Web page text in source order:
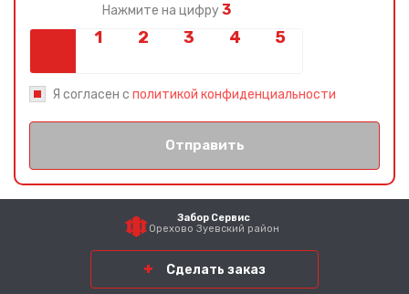
Нажмите на цифру 3
Я согласен с политикой конфиденциальности
Отправить
Забор Сервис
Орехово Зуевский район
Сделать заказ